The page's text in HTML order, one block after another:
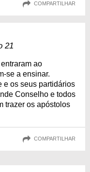
COMPARTILHAR
21
ao
se a ensinar.
e os seus partidários
Conselho e todos
trazer os apóstolos
COMPARTILHAR